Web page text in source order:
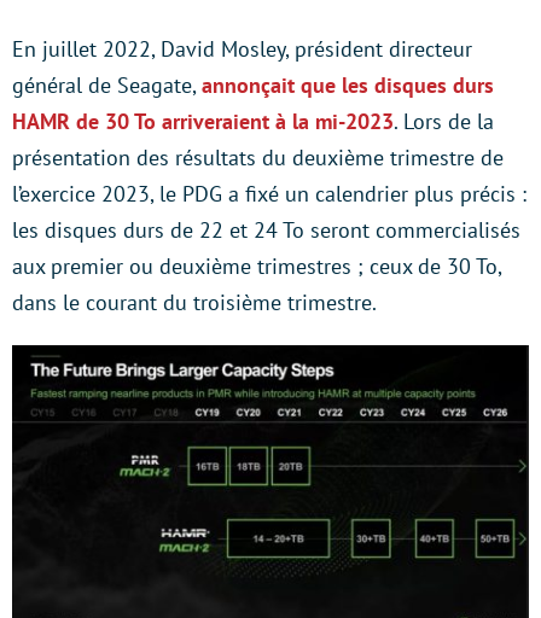
En juillet 2022, David Mosley, président directeur
général de Seagate,annonçait que les disques durs
HAMR de 30 To arriveraient à la mi-2023. Lors de la
présentation des résultats du deuxième trimestre de
l’exercice 2023, le PDG a fixé un calendrier plus précis :
les disques durs de 22 et 24 To seront commercialisés
aux premier ou deuxième trimestres ; ceux de 30 To,
dans le courant du troisième trimestre.